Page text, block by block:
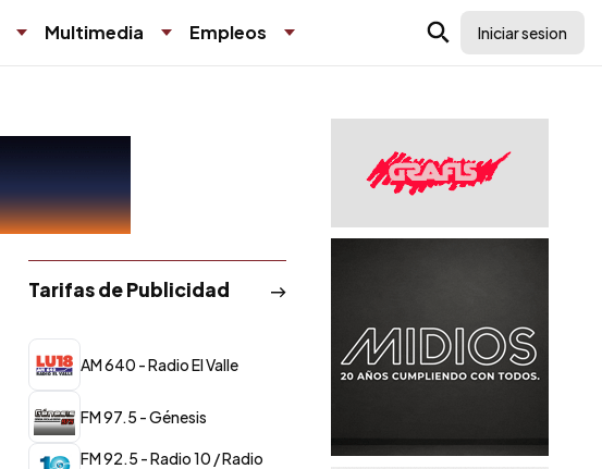
Multimedia Empleos Iniciar sesion
Tarifas de Publicidad
AM 640 - Radio El Valle
FM 97.5 - Génesis
FM 92.5 - Radio 10 / Radio